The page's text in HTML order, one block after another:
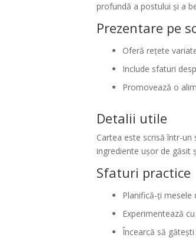
profundă a postului și a
Prezentare pe
Oferă rețete
Include sfaturi
Promovează o
Detalii utile
Cartea este scrisă într-
ingrediente ușor de găsit
Sfaturi practice
Planifică-ți mesele
Experimentează
Încearcă să